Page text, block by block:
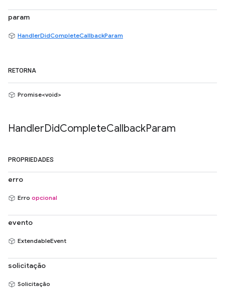
param
HandlerDidCompleteCallbackParam
RETORNA
Promise<void>
HandlerDidCompleteCallbackParam
PROPRIEDADES
erro
Erro opcional
evento
ExtendableEvent
solicitação
Solicitação